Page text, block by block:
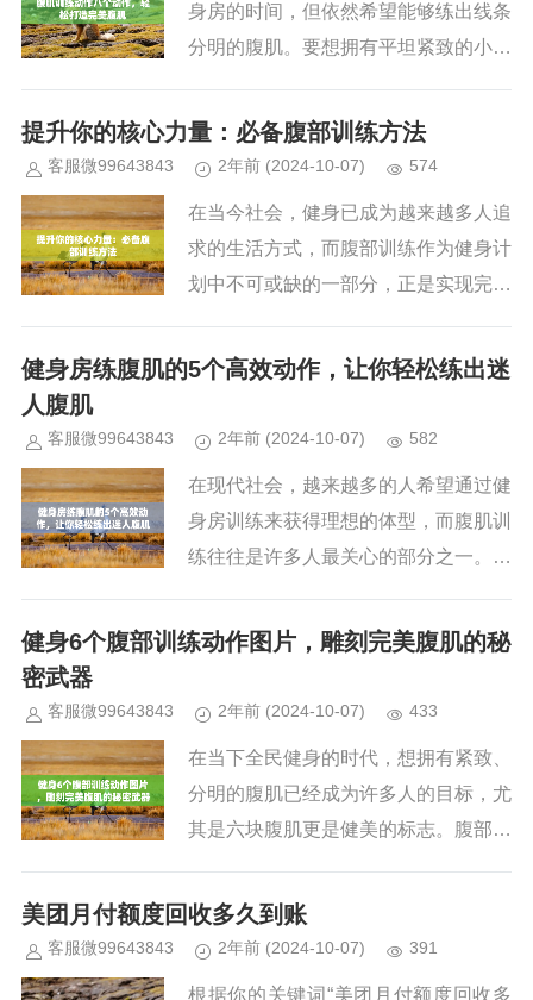
身房的时间，但依然希望能够练出线条
分明的腹肌。要想拥有平坦紧致的小腹
器械或高强度的训练计划。其实，只需
要在家中进行八个简单的动作，坚...
提升你的核心力量：必备腹部训练方法
客服微99643843 2年前 (2024-10-07) 574
在当今社会，健身已成为越来越多人追
求的生活方式，而腹部训练作为健身计
划中不可或缺的一部分，正是实现完美
能提升你的形体美感，更能增强核心力
健身房练腹肌的5个高效动作，让你轻松练出迷
人腹肌
客服微99643843 2年前 (2024-10-07) 582
在现代社会，越来越多的人希望通过健
身房训练来获得理想的体型，而腹肌训
练往往是许多人最关心的部分之一。一
的体态，更是力量与健康的象征。想要
健身6个腹部训练动作图片，雕刻完美腹肌的秘
密武器
客服微99643843 2年前 (2024-10-07) 433
在当下全民健身的时代，想拥有紧致、
分明的腹肌已经成为许多人的目标，尤
其是六块腹肌更是健美的标志。腹部肌
普通运动很难达到理想效果。今天，我
们为大家精心挑选了6个针对腹部...
美团月付额度回收多久到账
客服微99643843 2年前 (2024-10-07) 391
根据你的关键词“美团月付额度回收多